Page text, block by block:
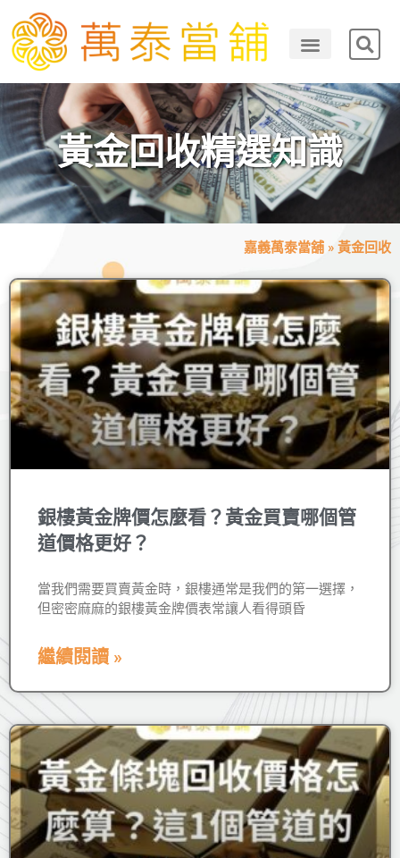
黃金回收精選知識
嘉義萬泰當舖 » 黃金回收
銀樓黃金牌價怎麼看？黃金買賣哪個管
道價格更好？
當我們需要買賣黃金時，銀樓通常是我們的第一選擇，
但密密麻麻的銀樓黃金牌價表常讓人看得頭昏
繼續閱讀 »